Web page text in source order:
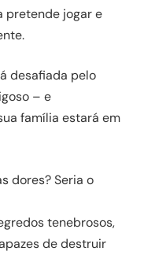
pretende jogar e
desafiada pelo
– e
família estará em
dores? Seria o
tenebrosos,
de destruir